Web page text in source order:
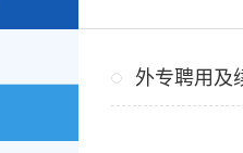
外专聘用及